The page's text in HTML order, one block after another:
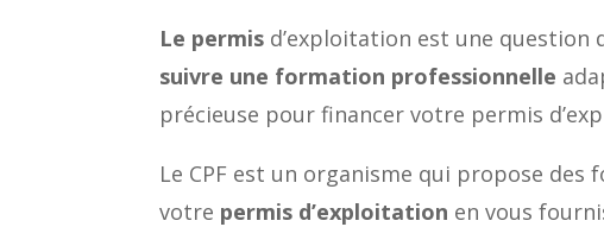
Le permis d’exploitation est une
suivre une formation professionnelle
précieuse pour financer votre permis
Le CPF est un organisme qui propose
votre permis d’exploitation en vous